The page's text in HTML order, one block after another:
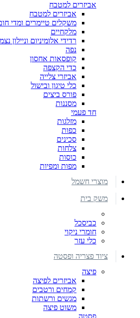
אביזרים למטבח
אביזרים למטבח
משקלים טיימרים ומדי
מלקחיים
רדידי אלומיניום וניילון
נפה
קופסאות אחסון
כדי הקצפה
אביזרי צלייה
כלי טיגון ובישול
פורס ביצים
מסננות
חד פעמי
מזלגות
כפות
סכינים
צלחות
כוסות
מפות ומפיות
מוצרי חשמל
משק בית
כביסכל
חומרי ניקוי
כלי עזר
ציוד פצריה ופסטה
פיצה
אביזרים לפיצה
קמחים ורטבים
מגשים ורשתות
משוט פיצה